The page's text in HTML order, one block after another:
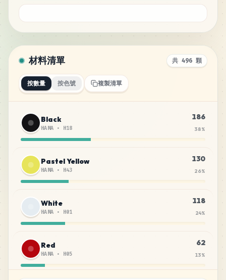
材料清單 共 496 顆
按數量 按色號 複製清單
Black
HAMA • H18
186
38%
Pastel Yellow
HAMA • H43
130
26%
White
HAMA • H01
118
24%
Red
HAMA • H05
62
13%